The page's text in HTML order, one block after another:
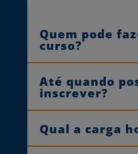
Quem pode
curso?
Até quando
inscrever?
Qual a carga